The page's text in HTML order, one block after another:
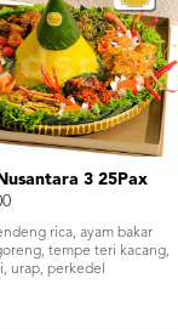
3 25Pax
rica, ayam bakar
tempe teri kacang,
urap, perkedel